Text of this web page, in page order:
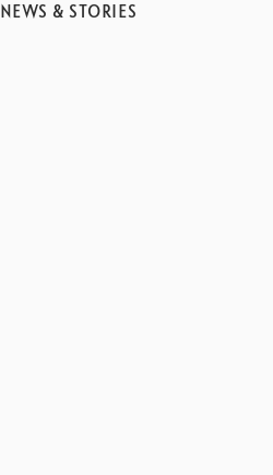
NEWS & STORIES